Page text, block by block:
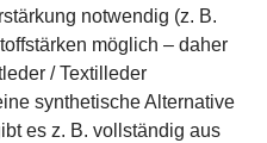
notwendig (z. B.
möglich – daher
/ Textilleder
synthetische Alternative
es z. B. vollständig aus